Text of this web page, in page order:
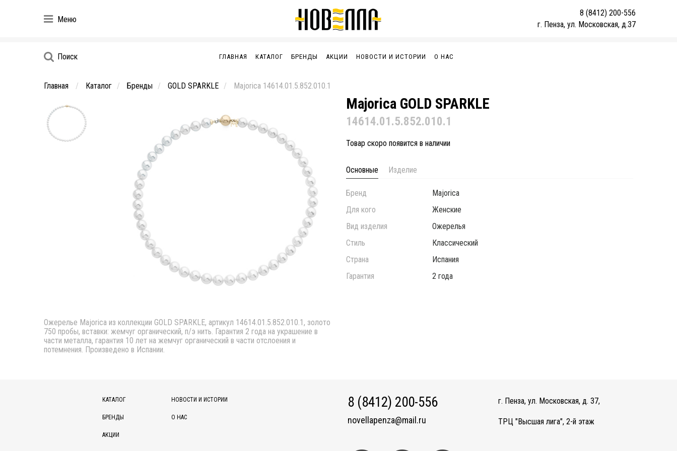
Меню
8 (8412) 200-556
г. Пенза, ул. Московская, д.37
Поиск ГЛАВНАЯ КАТАЛОГ БРЕНДЫ АКЦИИ НОВОСТИ И ИСТОРИИ О НАС
Главная Каталог Бренды GOLD SPARKLE Majorica 14614.01.5.852.010.1
Ожерелье Majorica из коллекции GOLD SPARKLE, артикул 14614.01.5.852.010.1, золото
750 пробы, вставки: жемчуг органический, п/э нить. Гарантия 2 года на украшение в
части металла, гарантия 10 лет на жемчуг органический в части отслоения и
потемнения. Произведено в Испании.
Majorica GOLD SPARKLE
14614.01.5.852.010.1
Товар скоро появится в наличии
Основные Изделие
Бренд
Majorica
Для кого
Женские
Вид изделия
Ожерелья
Стиль
Классический
Страна
Испания
Гарантия
2 года
КАТАЛОГ
БРЕНДЫ
АКЦИИ
НОВОСТИ И ИСТОРИИ
О НАС
8 (8412) 200-556
novellapenza@mail.ru
г. Пенза, ул. Московская, д. 37,
ТРЦ "Высшая лига", 2-й этаж